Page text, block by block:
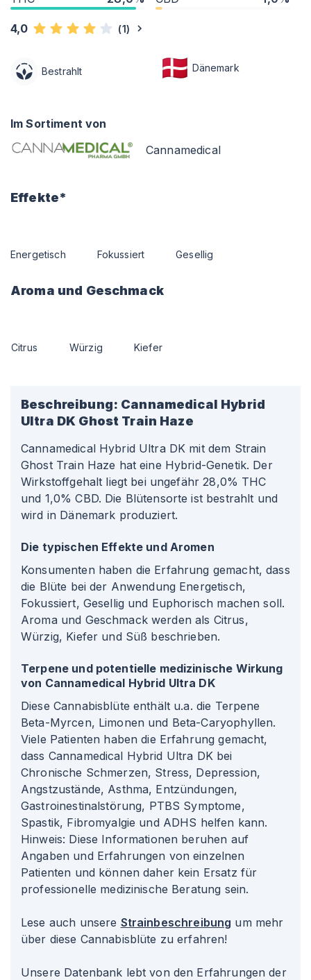
4,0 (1)
Bestrahlt Dänemark
Im Sortiment von
Cannamedical
Effekte*
Energetisch Fokussiert Gesellig
Aroma und Geschmack
Citrus Würzig Kiefer
Beschreibung: Cannamedical Hybrid
Ultra DK Ghost Train Haze
Cannamedical Hybrid Ultra DK mit dem Strain
Ghost Train Haze hat eine Hybrid-Genetik. Der
Wirkstoffgehalt liegt bei ungefähr 28,0% THC
und 1,0% CBD. Die Blütensorte ist bestrahlt und
wird in Dänemark produziert.
Die typischen Effekte und Aromen
Konsumenten haben die Erfahrung gemacht, dass
die Blüte bei der Anwendung Energetisch,
Fokussiert, Gesellig und Euphorisch machen soll.
Aroma und Geschmack werden als Citrus,
Würzig, Kiefer und Süß beschrieben.
Terpene und potentielle medizinische Wirkung
von Cannamedical Hybrid Ultra DK
Diese Cannabisblüte enthält u.a. die Terpene
Beta-Myrcen, Limonen und Beta-Caryophyllen.
Viele Patienten haben die Erfahrung gemacht,
dass Cannamedical Hybrid Ultra DK bei
Chronische Schmerzen, Stress, Depression,
Angstzustände, Asthma, Entzündungen,
Gastroinestinalstörung, PTBS Symptome,
Spastik, Fibromyalgie und ADHS helfen kann.
Hinweis: Diese Informationen beruhen auf
Angaben und Erfahrungen von einzelnen
Patienten und können daher kein Ersatz für
professionelle medizinische Beratung sein.
Lese auch unsere Strainbeschreibung um mehr
über diese Cannabisblüte zu erfahren!
Unsere Datenbank lebt von den Erfahrungen der